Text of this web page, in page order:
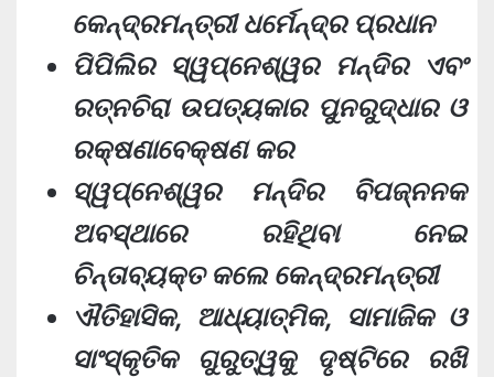
କେନ୍ଦ୍ରମନ୍ତ୍ରୀ ଧର୍ମେନ୍ଦ୍ର ପ୍ରଧାନ
ପିପିଲିର ସ୍ୱପ୍ନେଶ୍ୱର ମନ୍ଦିର ଏବଂ
ରତ୍ନଚିରା ଉପତ୍ୟକାର ପୁନରୁଦ୍ଧାର ଓ
ରକ୍ଷଣାବେକ୍ଷଣ କର
ସ୍ୱପ୍ନେଶ୍ୱର ମନ୍ଦିର ବିପଜ୍ନନକ
ଅବସ୍ଥାରେ ରହିଥିବା ନେଇ
ଚିନ୍ତାବ୍ୟକ୍ତ କଲେ କେନ୍ଦ୍ରମନ୍ତ୍ରୀ
ଐତିହାସିକ, ଆଧ୍ୟାତ୍ମିକ, ସାମାଜିକ ଓ
ସାଂସ୍କୃତିକ ଗୁରୁତ୍ୱକୁ ଦୃଷ୍ଟିରେ ରଖି